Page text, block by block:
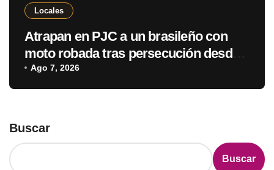
Locales
Atrapan en PJC a un brasileño con
moto robada tras persecución desde
Ponta Porã
Ago 7, 2026
Buscar
Buscar